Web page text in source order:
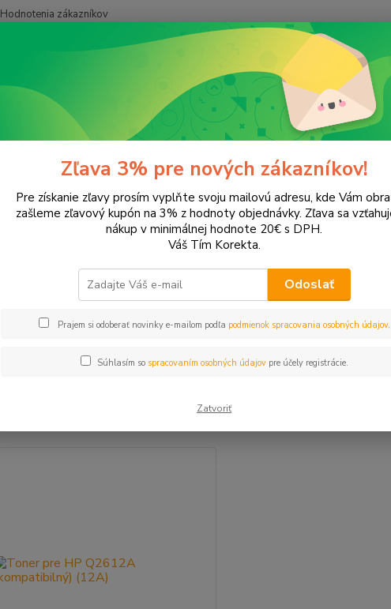
Hodnotenia zákazníkov
Tonery a náplne do tlačiarní Hewlett Packard HP LaserJet
LaserJet 3015
Upresniť parametre
EUR Od
Zľava 3% pre nových zákazníkov!
Pre získanie zľavy prosím vyplňte svoju mailovú adresu, kde Vám
zašleme zľavový kupón na 3% z hodnoty objednávky. Zľava sa
nákup v minimálnej hodnote 20€ s DPH.
Váš Tím Korekta.
Odoslať
Prajem si odoberať novinky e-mailom podľa podmienok spracovania osobných údajov.
Súhlasím so spracovaním osobných údajovpre účely registrácie.
Zatvoriť